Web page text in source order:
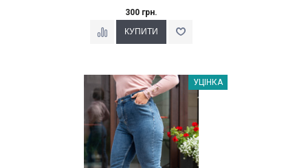
300 грн.
Наклейки Варіант з % УЦІНКА